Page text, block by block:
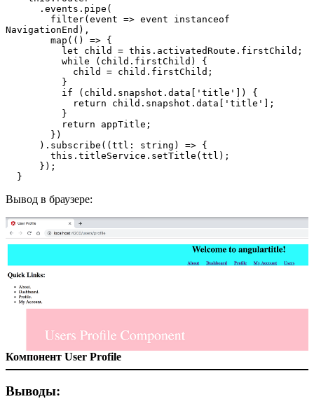
NavigationEnd),
  }
Вывод в браузере:
Компонент User Profile
Выводы: